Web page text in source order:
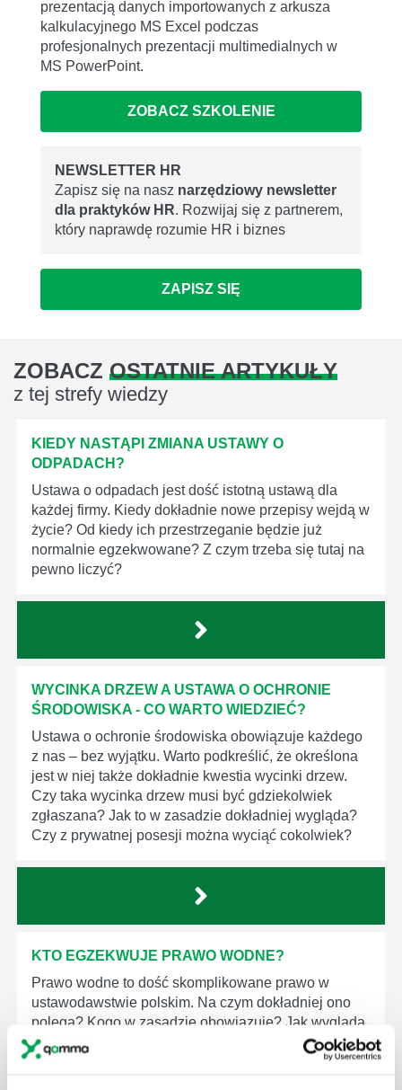
prezentacją danych importowanych z arkusza
kalkulacyjnego MS Excel podczas
profesjonalnych prezentacji multimedialnych w
MS PowerPoint.
ZOBACZ SZKOLENIE
NEWSLETTER HR
Zapisz się na nasz narzędziowy newsletter
dla praktyków HR. Rozwijaj się z partnerem,
który naprawdę rozumie HR i biznes
ZAPISZ SIĘ
ZOBACZ OSTATNIE ARTYKUŁY
z tej strefy wiedzy
KIEDY NASTĄPI ZMIANA USTAWY O
ODPADACH?
Ustawa o odpadach jest dość istotną ustawą dla
każdej firmy. Kiedy dokładnie nowe przepisy wejdą w
życie? Od kiedy ich przestrzeganie będzie już
normalnie egzekwowane? Z czym trzeba się tutaj na
pewno liczyć?
WYCINKA DRZEW A USTAWA O OCHRONIE
ŚRODOWISKA - CO WARTO WIEDZIEĆ?
Ustawa o ochronie środowiska obowiązuje każdego
z nas – bez wyjątku. Warto podkreślić, że określona
jest w niej także dokładnie kwestia wycinki drzew.
Czy taka wycinka drzew musi być gdziekolwiek
zgłaszana? Jak to w zasadzie dokładniej wygląda?
Czy z prywatnej posesji można wyciąć cokolwiek?
KTO EGZEKWUJE PRAWO WODNE?
Prawo wodne to dość skomplikowane prawo w
ustawodawstwie polskim. Na czym dokładniej ono
polega? Kogo w zasadzie obowiązuje? Jak wygląda
egzekwowanie prawa wodnego? Na te pytania
odpowiemy pokrótce poniżej.